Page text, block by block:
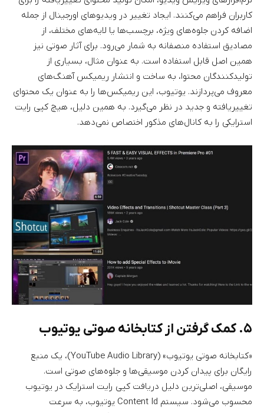
کاربران فراهم می‌کنند. ایجاد تغییر در ویدیوهای اورجینال از جمله
اضافه کردن جلوه‌های ویژه، برچسب‌ها یا لایه‌های مختلف، از
مصادیق استفاده منصفانه به شمار می‌رود. برای آثار صوتی نیز
همین اصل قابل استفاده است. به عنوان مثال، بسیاری از
تولیدکنندگان محتوا، به ساخت و انتشار ریمیکس آهنگ‌های
معروف می‌پردازند. یوتیوب، این ریمیکس‌ها را به عنوان یک محتوای
تغییریافته و جدید در نظر می‌گیرد. به همین دلیل، هیچ کپی رایت
استرایکی را به کانال‌های مذکور اختصاص نمی‌دهد.
۵. کمک گرفتن از کتابخانه صوتی یوتیوب
«کتابخانه صوتی یوتیوب» (YouTube Audio Library)، یک منبع
رایگان برای پیدان کردن موسیقی‌ها و جلوه‌های صوتی است.
موسیقی، اصلی‌ترین دلیل دریافت کپی رایت استرایک در یوتیوب
محسوب می‌شود. سیستم Content Id یوتیوب، به سرعت